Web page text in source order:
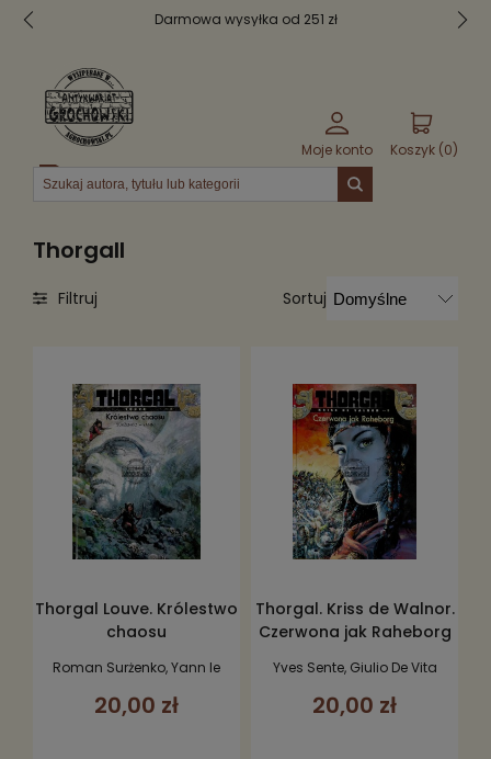
Darmowa wysyłka od 251 zł
Moje konto Koszyk (0)
Menu
Thorgall
Sortuj
Filtruj
Thorgal Louve. Królestwo
chaosu
Roman Surżenko, Yann le
20,00 zł
Thorgal. Kriss de Walnor.
Czerwona jak Raheborg
Yves Sente, Giulio De Vita
20,00 zł